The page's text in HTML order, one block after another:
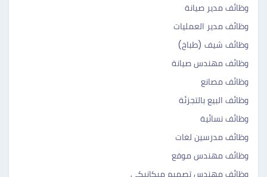
وظائف مدير صيانة
وظائف مدير العمليات
وظائف شيف (طباخ)
وظائف مهندس صيانة
وظائف مصانع
وظائف البيع بالتجزئة
وظائف نسائية
وظائف مدرسين لغات
وظائف مهندس موقع
وظائف مهندس تصميم ميكانيكي